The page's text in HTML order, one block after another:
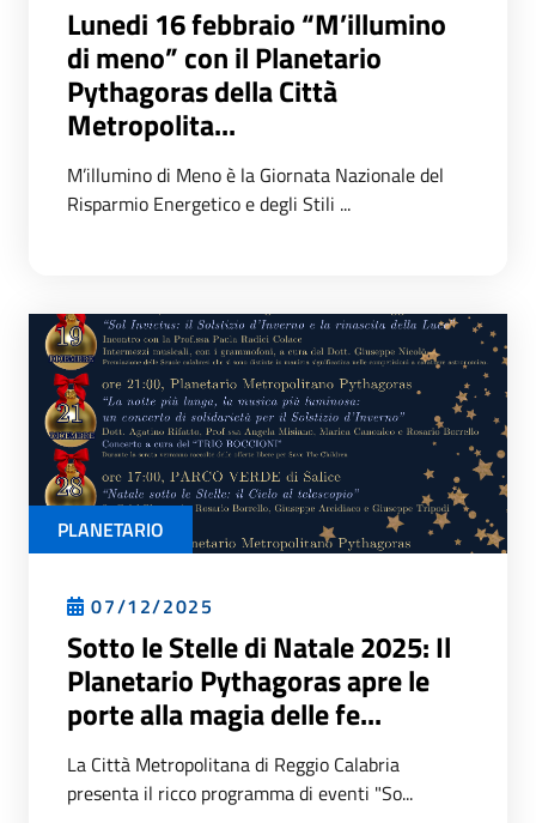
Lunedi 16 febbraio “M’illumino
di meno” con il Planetario
Pythagoras della Città
Metropolita...
M’illumino di Meno è la Giornata Nazionale del
Risparmio Energetico e degli Stili ...
PLANETARIO
07/12/2025
Sotto le Stelle di Natale 2025: Il
Planetario Pythagoras apre le
porte alla magia delle fe...
La Città Metropolitana di Reggio Calabria
presenta il ricco programma di eventi "So...